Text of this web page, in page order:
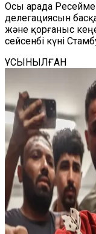
Осы арада
делегациясын
және қорғаныс
сейсенбі күні
ҰСЫНЫЛҒАН